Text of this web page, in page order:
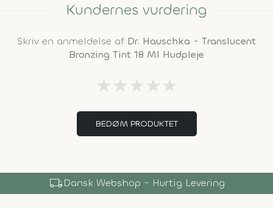
Kundernes vurdering
Skriv en anmeldelse af Dr. Hauschka - Translucent
Bronzing Tint 18 Ml Hudpleje
★ ★ ★ ★ ★
BEDØM PRODUKTET
local_shippingDansk Webshop - Hurtig Levering